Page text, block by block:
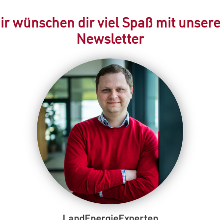
wünschen dir viel Spaß mit
Newsletter